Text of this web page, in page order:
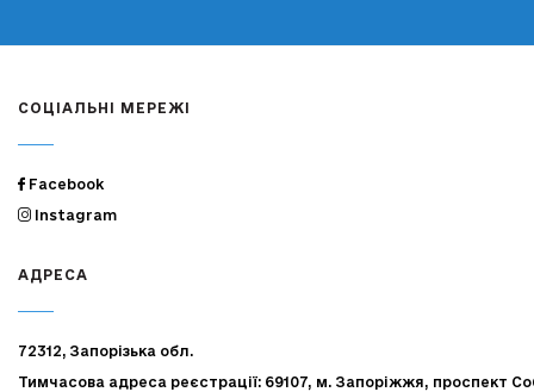
СОЦІАЛЬНІ МЕРЕЖІ
Facebook
Instagram
АДРЕСА
72312, Запорізька обл.
Тимчасова адреса реєстрації: 69107, м. Запоріжжя, проспект